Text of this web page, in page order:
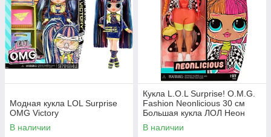
Модная кукла LOL Surprise
OMG Victory
В наличии
Кукла L.O.L Surprise! O.M.G.
Fashion Neonlicious 30 см
Большая кукла ЛОЛ Неон
Люциус
В наличии